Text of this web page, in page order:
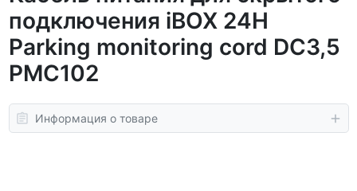
подключения iBOX 24H
Parking monitoring cord DC3,5
PMC102
Информация о товаре